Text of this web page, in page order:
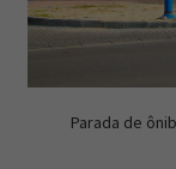
Parada de